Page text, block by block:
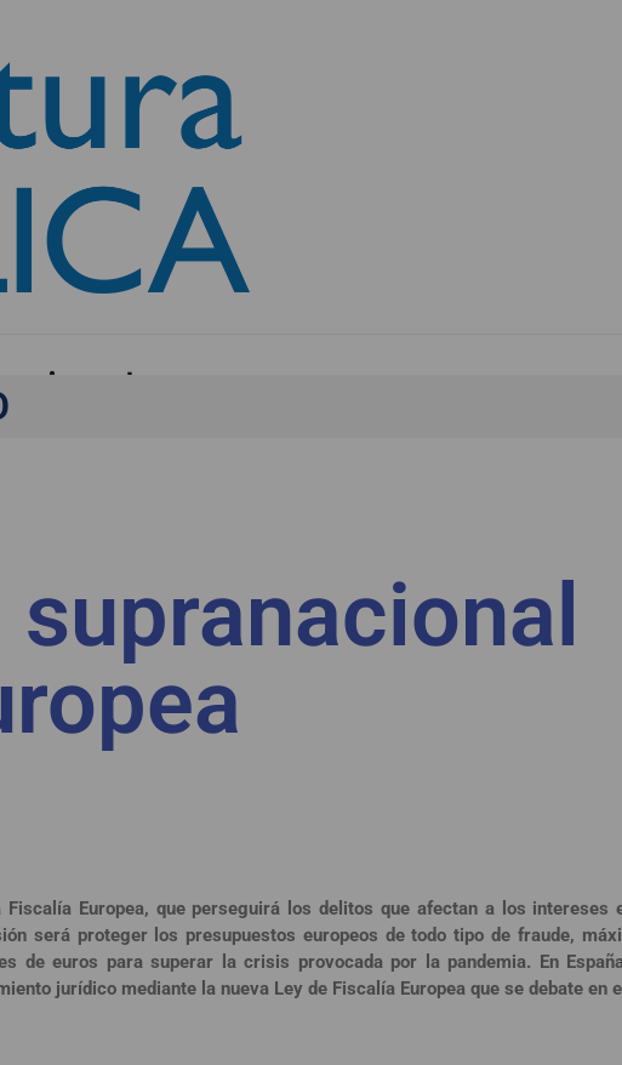
europea
supranacional
Europea, que perseguirá los delitos que afectan a los intereses
será proteger los presupuestos europeos de todo tipo de fraude,
de euros para superar la crisis provocada por la pandemia. En
jurídico mediante la nueva Ley de Fiscalía Europea que se debate en